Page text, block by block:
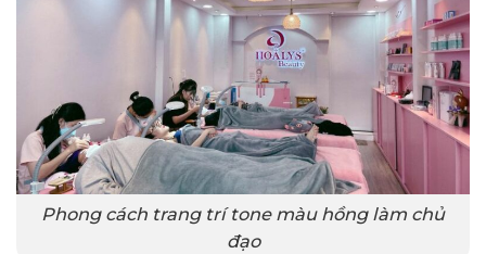
Phong cách trang trí tone màu hồng làm chủ
đạo